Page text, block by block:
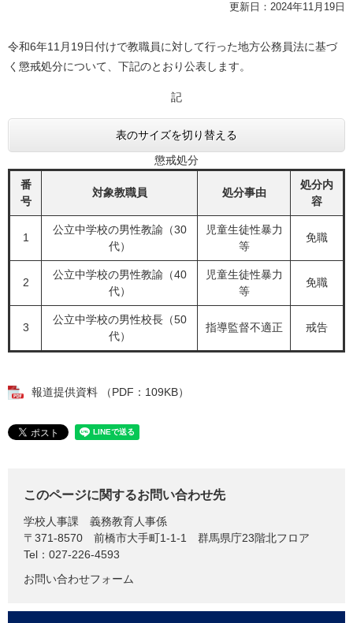
更新日：2024年11月19日
令和6年11月19日付けで教職員に対して行った地方公務員法に基づ
く懲戒処分について、下記のとおり公表します。
記
表のサイズを切り替える
懲戒処分
番
号
対象教職員 処分事由
処分内
容
1
公立中学校の男性教諭（30
代）
児童生徒性暴力
等
免職
2
公立中学校の男性教諭（40
代）
児童生徒性暴力
等
免職
3
公立中学校の男性校長（50
代）
指導監督不適正 戒告
報道提供資料 （PDF：109KB）
このページに関するお問い合わせ先
学校人事課
義務教育人事係
〒371-8570
前橋市大手町1-1-1 群馬県庁23階北フロア
Tel：027-226-4593
お問い合わせフォーム